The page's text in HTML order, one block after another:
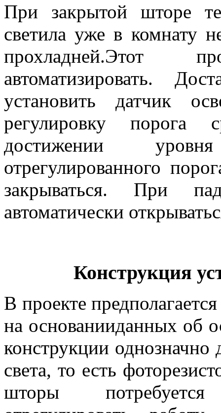
При закрытой шторе
светила уже в комнату
прохладней.Этот
автоматизировать.
установить датчик
регулировку порога
достижении
отрегулированного
закрываться. При
автоматически
Конструкция
В проекте
на основанииданных об
конструкции однозначно
света, то есть
шторы